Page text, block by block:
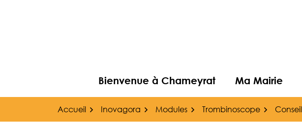
Bienvenue à Chameyrat Ma Mairie
Accueil Inovagora Modules Trombinoscope